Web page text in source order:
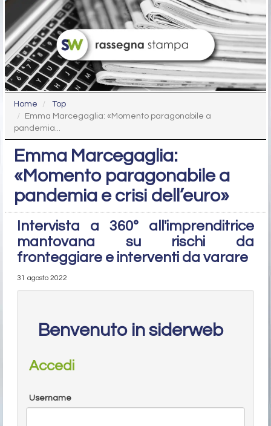
Home
Top
Emma Marcegaglia: «Momento paragonabile a
pandemia...
Emma Marcegaglia:
«Momento paragonabile a
pandemia e crisi dell’euro»
Intervista a 360° all'imprenditrice
mantovana su rischi da
fronteggiare e interventi da varare
31 agosto 2022
Benvenuto in siderweb
Accedi
Username